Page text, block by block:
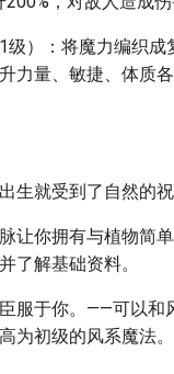
级）：将魔力编织成
力量、敏捷、体质
生就受到了自然的
让你拥有与植物简
了解基础资料。
服于你。——可以和
为初级的风系魔法